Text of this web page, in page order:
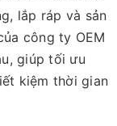
lắp ráp và sản
công ty OEM
giúp tối ưu
kiệm thời gian